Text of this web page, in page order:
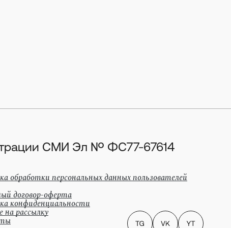
СМИ Эл № ФС77-67614
обработки персональных данных пользователей
договор-оферта
конфиденциальности
на рассылку